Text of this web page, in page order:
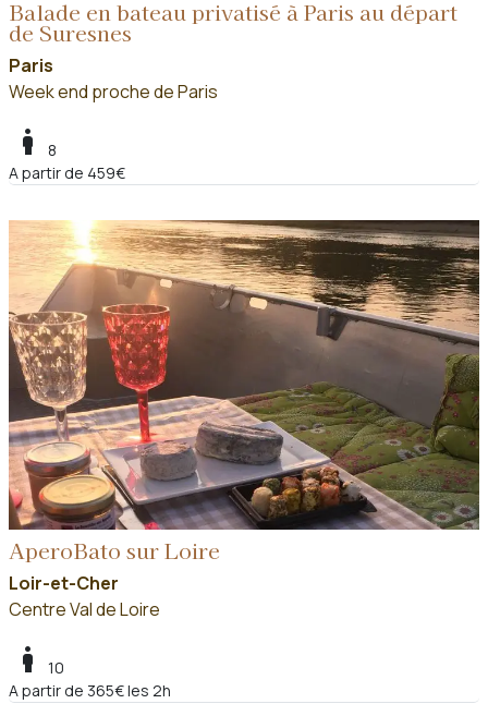
Balade en bateau privatisé à Paris au départ
de Suresnes
Paris
Week end proche de Paris
boy
8
A partir de 459€
AperoBato sur Loire
Loir-et-Cher
Centre Val de Loire
boy
10
A partir de 365€ les 2h